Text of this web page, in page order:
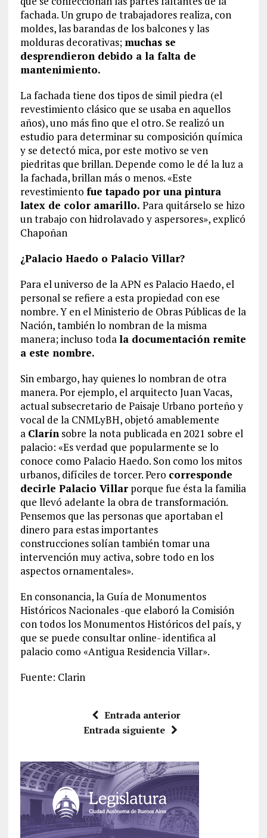
fachada. Un grupo de trabajadores realiza, con
moldes, las barandas de los balcones y las
molduras decorativas; muchas se
desprendieron debido a la falta de
mantenimiento.
La fachada tiene dos tipos de simil piedra (el
revestimiento clásico que se usaba en aquellos
años), uno más fino que el otro. Se realizó un
estudio para determinar su composición química
y se detectó mica, por este motivo se ven
piedritas que brillan. Depende como le dé la luz a
la fachada, brillan más o menos. «Este
revestimiento fue tapado por una pintura
latex de color amarillo. Para quitárselo se hizo
un trabajo con hidrolavado y aspersores», explicó
Chapoñan
¿Palacio Haedo o Palacio Villar?
Para el universo de la APN es Palacio Haedo, el
personal se refiere a esta propiedad con ese
nombre. Y en el Ministerio de Obras Públicas de la
Nación, también lo nombran de la misma
manera; incluso todala documentación remite
a este nombre.
Sin embargo, hay quienes lo nombran de otra
manera. Por ejemplo, el arquitecto Juan Vacas,
actual subsecretario de Paisaje Urbano porteño y
vocal de la CNMLyBH, objetó amablemente
a Clarínsobre la nota publicada en 2021 sobre el
palacio: «Es verdad que popularmente se lo
conoce como Palacio Haedo. Son como los mitos
urbanos, difíciles de torcer. Pero corresponde
decirle Palacio Villarporque fue ésta la familia
que llevó adelante la obra de transformación.
Pensemos que las personas que aportaban el
dinero para estas importantes
construcciones solían también tomar una
intervención muy activa, sobre todo en los
aspectos ornamentales».
En consonancia, la Guía de Monumentos
Históricos Nacionales -que elaboró la Comisión
con todos los Monumentos Históricos del país, y
que se puede consultar online- identifica al
palacio como «Antigua Residencia Villar».
Fuente: Clarin
Entrada anterior
Entrada siguiente